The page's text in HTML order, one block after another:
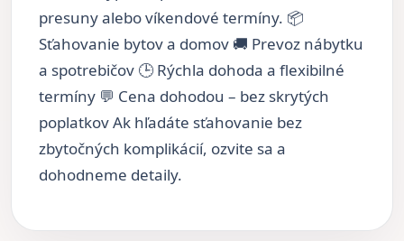
presuny alebo víkendové termíny. 📦
Sťahovanie bytov a domov 🚚 Prevoz nábytku
a spotrebičov 🕒 Rýchla dohoda a flexibilné
termíny 💬 Cena dohodou – bez skrytých
poplatkov Ak hľadáte sťahovanie bez
zbytočných komplikácií, ozvite sa a
dohodneme detaily.